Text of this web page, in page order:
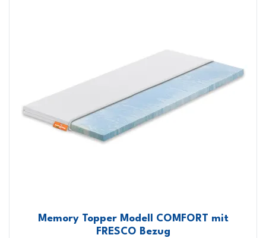
Memory Topper Modell COMFORT mit
FRESCO Bezug